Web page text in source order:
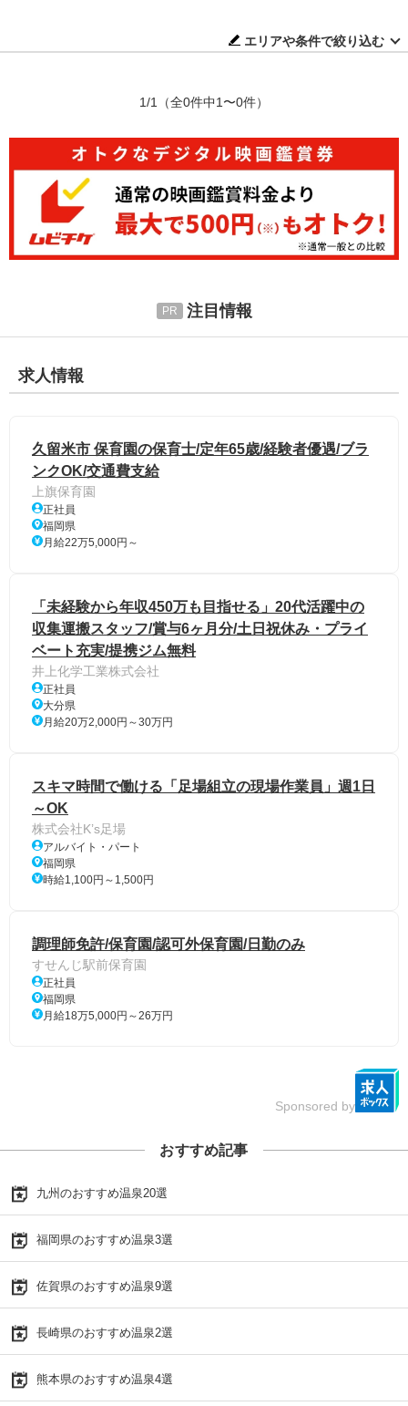
エリアや条件で絞り込む
1/1 （全0件中1〜0件）
注目情報
求人情報
久留米市 保育園の保育士/定年65歳/経験者優遇/ブラ
ンクOK/交通費支給
上旗保育園
正社員
福岡県
月給22万5,000円～
「未経験から年収450万も目指せる」20代活躍中の
収集運搬スタッフ/賞与6ヶ月分/土日祝休み・プライ
ベート充実/提携ジム無料
井上化学工業株式会社
正社員
大分県
月給20万2,000円～30万円
スキマ時間で働ける「足場組立の現場作業員」週1日
～OK
株式会社K’s足場
アルバイト・パート
福岡県
時給1,100円～1,500円
調理師免許/保育園/認可外保育園/日勤のみ
すせんじ駅前保育園
正社員
福岡県
月給18万5,000円～26万円
Sponsored by
おすすめ記事
九州のおすすめ温泉20選
福岡県のおすすめ温泉3選
佐賀県のおすすめ温泉9選
長崎県のおすすめ温泉2選
熊本県のおすすめ温泉4選